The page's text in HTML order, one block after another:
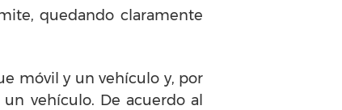
quedando claramente
móvil y un vehículo y, por
vehículo. De acuerdo al